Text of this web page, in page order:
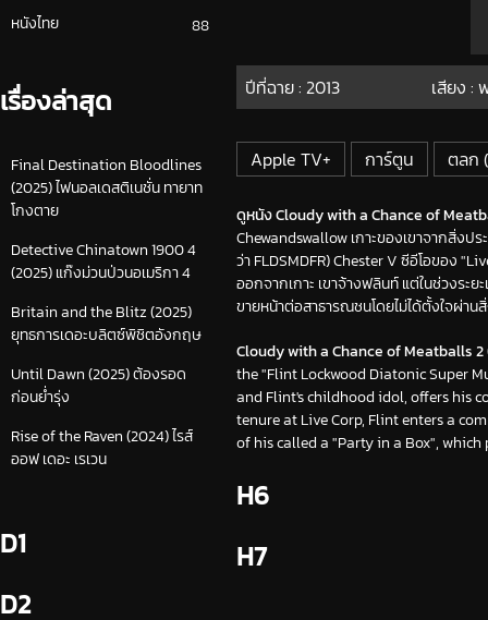
หนังไทย
88
เรื่องล่าสุด
Final Destination Bloodlines
(2025) ไฟนอลเดสติเนชั่น ทายาท
โกงตาย
Detective Chinatown 1900 4
(2025) แก๊งม่วนป่วนอเมริกา 4
Britain and the Blitz (2025)
ยุทธการเดอะบลิตซ์พิชิตอังกฤษ
Until Dawn (2025) ต้องรอด
ก่อนย่ำรุ่ง
Rise of the Raven (2024) ไรส์
ออฟ เดอะ เรเวน
D1
D2
ปีที่ฉาย : 2013 เสียง :
Apple TV+ การ์ตูน ตลก
ดูหนัง Cloudy with a Chance of
Chewandswallow เกาะของเขาจากสิ่ง
ว่า FLDSMDFR) Chester V ซีอีโอของ
ออกจากเกาะ เขาจ้างฟลินท์ แต่ในช่วงระ
ขายหน้าต่อสาธารณชนโดยไม่ได้ตั้งใจผ่าน
Cloudy with a Chance of Meatballs 2
the "Flint Lockwood Diatonic Super
and Flint's childhood idol, offers his
tenure at Live Corp, Flint enters a
of his called a "Party in a Box",
H6
H7